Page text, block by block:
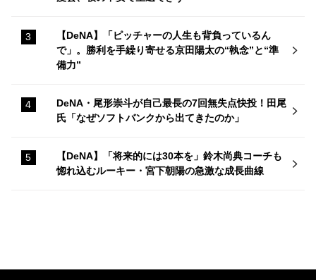
【DeNA】「ピッチャーの人生も背負っているん
で」。勝利を手繰り寄せる京田陽太の“執念”と“準
備力”
DeNA・尾形崇斗が自己最長の7回無失点快投！田尾
氏「なぜソフトバンクから出てきたのか」
【DeNA】「将来的には30本を」鈴木尚典コーチも
惚れ込むルーキー・宮下朝陽の急激な成長曲線